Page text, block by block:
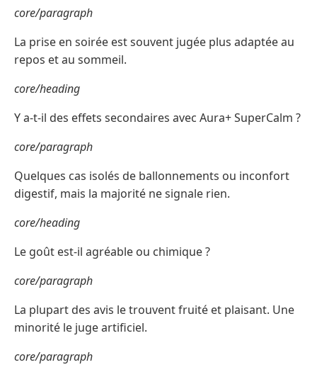
core/paragraph
La prise en soirée est souvent jugée plus adaptée au
repos et au sommeil.
core/heading
Y a-t-il des effets secondaires avec Aura+ SuperCalm ?
core/paragraph
Quelques cas isolés de ballonnements ou inconfort
digestif, mais la majorité ne signale rien.
core/heading
Le goût est-il agréable ou chimique ?
core/paragraph
La plupart des avis le trouvent fruité et plaisant. Une
minorité le juge artificiel.
core/paragraph